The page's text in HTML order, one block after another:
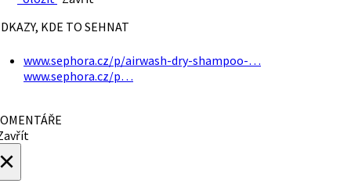
KDE TO SEHNAT
www.sephora.cz/p/airwash-dry-shampoo-…
www.sephora.cz/p…